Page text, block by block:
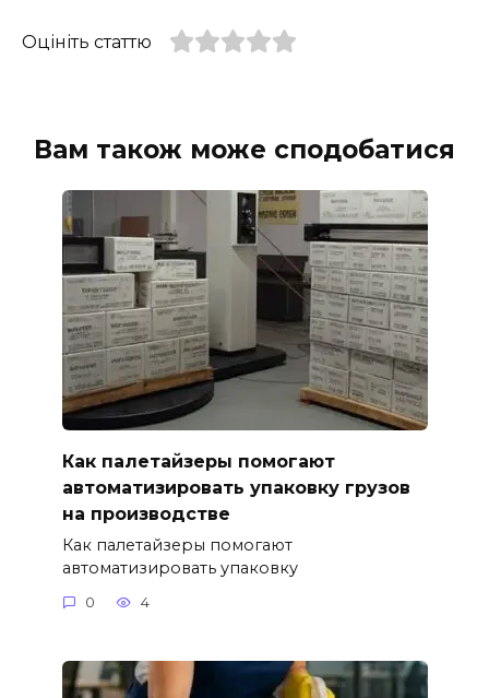
Оцініть статтю
Вам також може сподобатися
Как палетайзеры помогают
автоматизировать упаковку грузов
на производстве
Как палетайзеры помогают
автоматизировать упаковку
0 4